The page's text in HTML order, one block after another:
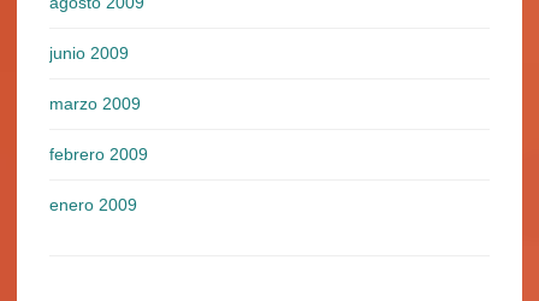
junio 2009
marzo 2009
febrero 2009
enero 2009